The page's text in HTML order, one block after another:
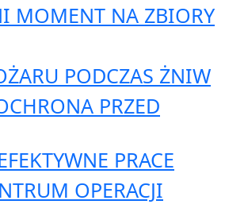
MOMENT NA ZBIORY
PODCZAS ŻNIW
PRZED
PRACE
OPERACJI